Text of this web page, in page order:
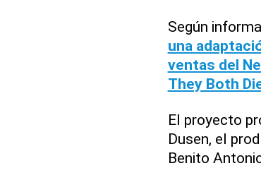
Según
una
ventas del
They Both
El proyecto
Dusen, el
Benito